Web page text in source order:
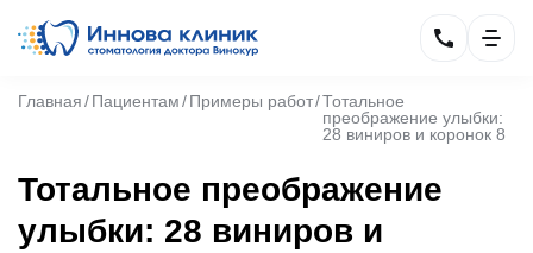
Главная Пациентам Примеры работ Тотальное
преображение улыбки:
28 виниров и коронок 8
Тотальное преображение
улыбки: 28 виниров и